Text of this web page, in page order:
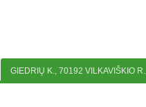
GIEDRIŲ K., 70192 VILKAVIŠKIO